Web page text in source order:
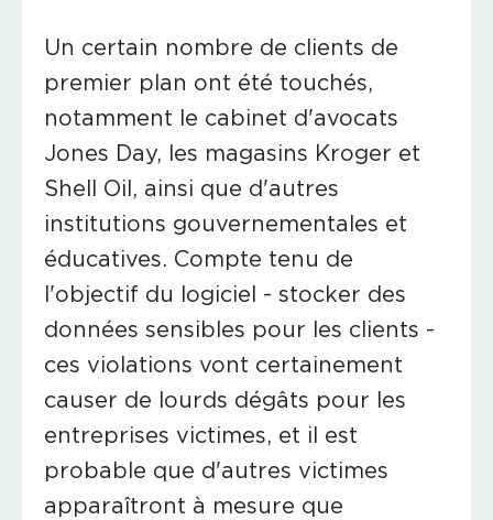
Un certain nombre de clients de
premier plan ont été touchés,
notamment le cabinet d'avocats
Jones Day, les magasins Kroger et
Shell Oil, ainsi que d'autres
institutions gouvernementales et
éducatives. Compte tenu de
l'objectif du logiciel - stocker des
données sensibles pour les clients -
ces violations vont certainement
causer de lourds dégâts pour les
entreprises victimes, et il est
probable que d'autres victimes
apparaîtront à mesure que